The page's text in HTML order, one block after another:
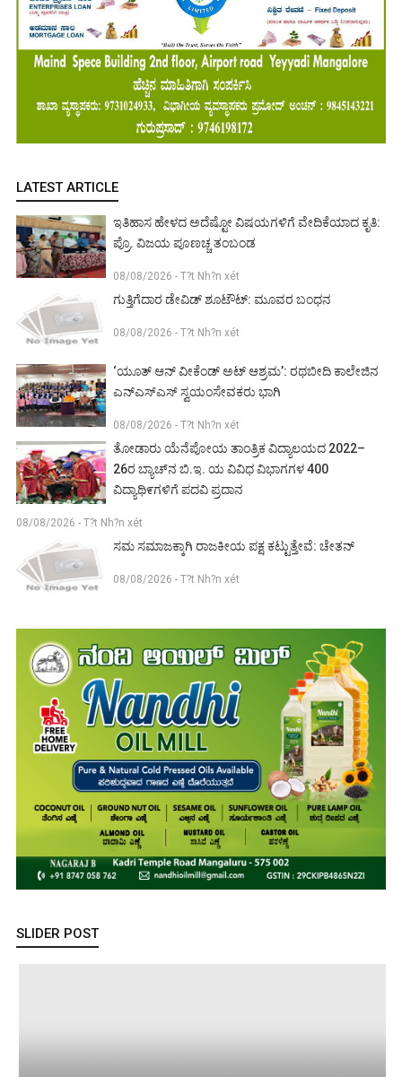
LATEST ARTICLE
ಇತಿಹಾಸ ಹೇಳದ ಅದೆಷ್ಟೋ ವಿಷಯಗಳಿಗೆ ವೇದಿಕೆಯಾದ ಕೃತಿ:
ಪ್ರೊ. ವಿಜಯ ಪೂಣಚ್ಚ ತಂಬಂಡ
08/08/2026 - T?t Nh?n xét
ಗುತ್ತಿಗೆದಾರ ಡೇವಿಡ್ ಶೂಟೌಟ್: ಮೂವರ ಬಂಧನ
08/08/2026 - T?t Nh?n xét
‘ಯೂತ್ ಆನ್ ವೀಕೆಂಡ್ ಅಟ್ ಆಶ್ರಮ’: ರಥಬೀದಿ ಕಾಲೇಜಿನ
ಎನ್‌ಎಸ್‌ಎಸ್ ಸ್ವಯಂಸೇವಕರು ಭಾಗಿ
08/08/2026 - T?t Nh?n xét
ತೋಡಾರು ಯೆನೆಪೋಯ ತಾಂತ್ರಿಕ ವಿದ್ಯಾಲಯದ 2022–
26ರ ಬ್ಯಾಚ್‌ನ ಬಿ.ಇ. ಯ ವಿವಿಧ ವಿಭಾಗಗಳ 400
ವಿದ್ಯಾಥಿ೯ಗಳಿಗೆ ಪದವಿ ಪ್ರದಾನ
08/08/2026 - T?t Nh?n xét
ಸಮ ಸಮಾಜಕ್ಕಾಗಿ ರಾಜಕೀಯ ಪಕ್ಷ ಕಟ್ಟುತ್ತೇವೆ: ಚೇತನ್
08/08/2026 - T?t Nh?n xét
SLIDER POST